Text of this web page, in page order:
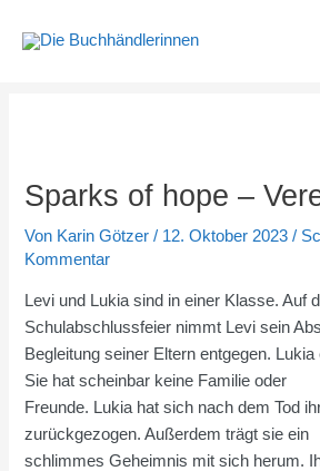
Inhalt
Sparks of hope –
Von Karin Götzer/ 12. Oktober 2023/
Kommentar
Levi und Lukia sind in einer Klasse. Auf
Schulabschlussfeier nimmt Levi sein
Begleitung seiner Eltern entgegen.
Sie hat scheinbar keine Familie oder
Freunde. Lukia hat sich nach dem Tod
zurückgezogen. Außerdem trägt sie ein
schlimmes Geheimnis mit sich herum.